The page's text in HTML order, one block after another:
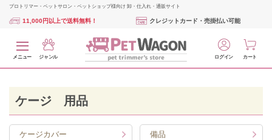
プロトリマー・ペットサロン・ペットショップ様向け 卸・仕入れ・通販サイト
11,000円以上で送料無料！ クレジットカード・売掛払い可能
メニュー ジャンル ログイン カート
ケージ 用品
ケージカバー 備品